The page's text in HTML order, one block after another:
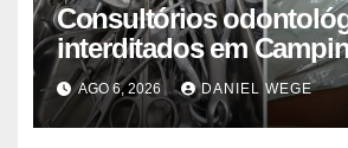
Consultórios
interditados em
superam 2025
AGO 6, 2026 DANIEL WEGE